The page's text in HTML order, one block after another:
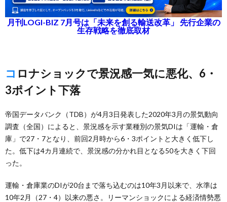
月刊LOGI-BIZ 7月号は「未来を創る輸送改革」 先行企業の
生存戦略を徹底取材
コロナショックで景況感一気に悪化、6・
3ポイント下落
帝国データバンク（TDB）が4月3日発表した2020年3月の景気動向
調査（全国）によると、景況感を示す業種別の景気DIは「運輸・倉
庫」で27・7となり、前回2月時から6・3ポイントと大きく低下し
た。低下は4カ月連続で、景況感の分かれ目となる50を大きく下回
った。
運輸・倉庫業のDIが20台まで落ち込むのは10年3月以来で、水準は
10年2月（27・4）以来の悪さ。リーマンショックによる経済情勢悪